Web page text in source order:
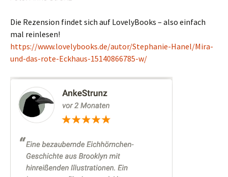
Die Rezension findet sich auf LovelyBooks – also einfach
mal reinlesen!
https://www.lovelybooks.de/autor/Stephanie-Hanel/Mira-
und-das-rote-Eckhaus-15140866785-w/